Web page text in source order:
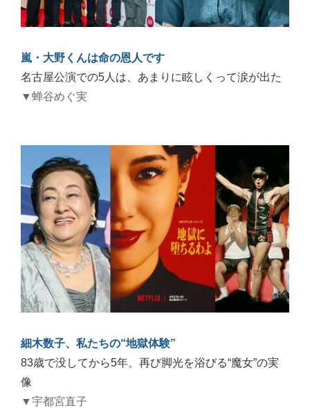
嵐・大野くんは命の恩人です
名古屋公演での5人は、あまりに眩しくって涙が出た
▼蝉谷めぐ実
細木数子、私たちの“地獄体験”
83歳で没してから5年、再び脚光を浴びる“魔女”の実
像
▼宇都宮直子